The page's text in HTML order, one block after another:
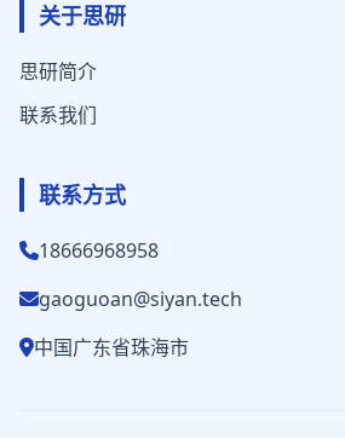
关于思研
思研简介
联系我们
联系方式
18666968958
gaoguoan@siyan.tech
中国广东省珠海市